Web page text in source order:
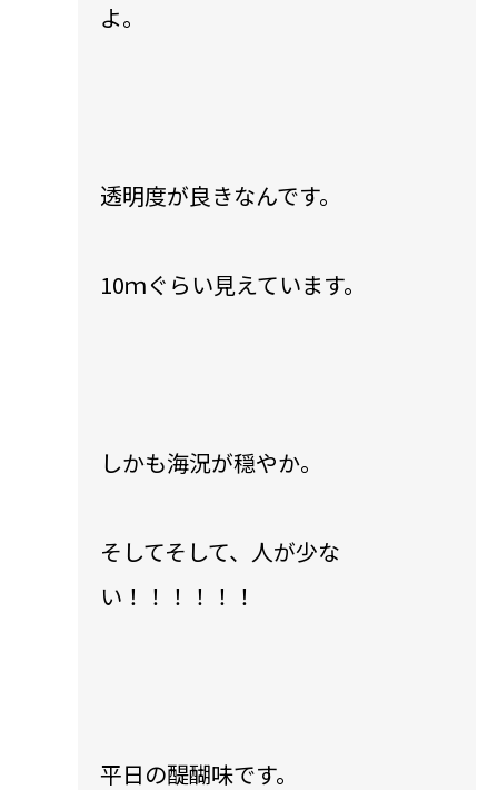
よ。
透明度が良きなんです。
10ｍぐらい見えています。
しかも海況が穏やか。
そしてそして、人が少な
い！！！！！！
平日の醍醐味です。